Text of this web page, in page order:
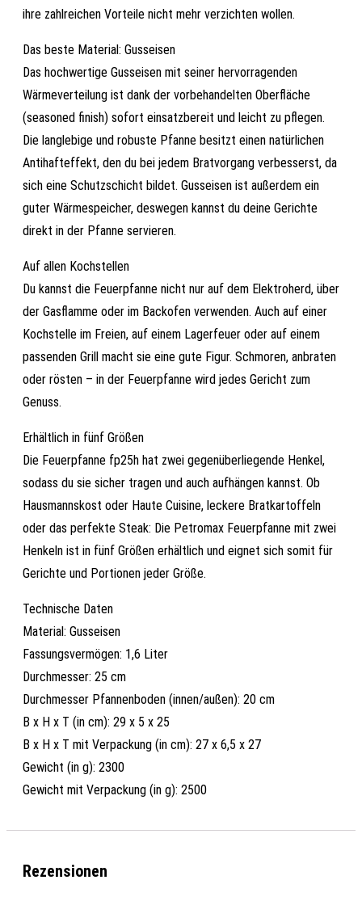
ihre zahlreichen Vorteile nicht mehr verzichten wollen.
Das beste Material: Gusseisen
Das hochwertige Gusseisen mit seiner hervorragenden
Wärmeverteilung ist dank der vorbehandelten Oberfläche
(seasoned finish) sofort einsatzbereit und leicht zu pflegen.
Die langlebige und robuste Pfanne besitzt einen natürlichen
Antihafteffekt, den du bei jedem Bratvorgang verbesserst, da
sich eine Schutzschicht bildet. Gusseisen ist außerdem ein
guter Wärmespeicher, deswegen kannst du deine Gerichte
direkt in der Pfanne servieren.
Auf allen Kochstellen
Du kannst die Feuerpfanne nicht nur auf dem Elektroherd, über
der Gasflamme oder im Backofen verwenden. Auch auf einer
Kochstelle im Freien, auf einem Lagerfeuer oder auf einem
passenden Grill macht sie eine gute Figur. Schmoren, anbraten
oder rösten – in der Feuerpfanne wird jedes Gericht zum
Genuss.
Erhältlich in fünf Größen
Die Feuerpfanne fp25h hat zwei gegenüberliegende Henkel,
sodass du sie sicher tragen und auch aufhängen kannst. Ob
Hausmannskost oder Haute Cuisine, leckere Bratkartoffeln
oder das perfekte Steak: Die Petromax Feuerpfanne mit zwei
Henkeln ist in fünf Größen erhältlich und eignet sich somit für
Gerichte und Portionen jeder Größe.
Technische Daten
Material: Gusseisen
Fassungsvermögen: 1,6 Liter
Durchmesser: 25 cm
Durchmesser Pfannenboden (innen/außen): 20 cm
B x H x T (in cm): 29 x 5 x 25
B x H x T mit Verpackung (in cm): 27 x 6,5 x 27
Gewicht (in g): 2300
Gewicht mit Verpackung (in g): 2500
Rezensionen